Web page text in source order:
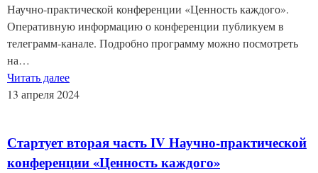
Научно-практической конференции «Ценность каждого».
Оперативную информацию о конференции публикуем в
телеграмм-канале. Подробно программу можно посмотреть
на…
Читать далее
13 апреля 2024
Стартует вторая часть IV Научно-практической
конференции «Ценность каждого»